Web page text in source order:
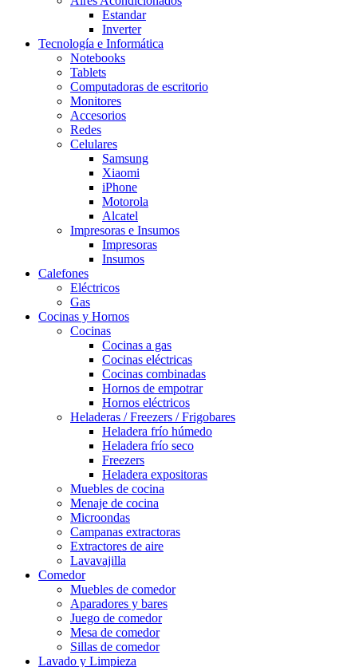
Estandar
Inverter
Tecnología e Informática
Notebooks
Tablets
Computadoras de escritorio
Monitores
Accesorios
Redes
Celulares
Samsung
Xiaomi
iPhone
Motorola
Alcatel
Impresoras e Insumos
Impresoras
Insumos
Calefones
Eléctricos
Gas
Cocinas y Hornos
Cocinas
Cocinas a gas
Cocinas eléctricas
Cocinas combinadas
Hornos de empotrar
Hornos eléctricos
Heladeras / Freezers / Frigobares
Heladera frío húmedo
Heladera frío seco
Freezers
Heladera expositoras
Muebles de cocina
Menaje de cocina
Microondas
Campanas extractoras
Extractores de aire
Lavavajilla
Comedor
Muebles de comedor
Aparadores y bares
Juego de comedor
Mesa de comedor
Sillas de comedor
Lavado y Limpieza